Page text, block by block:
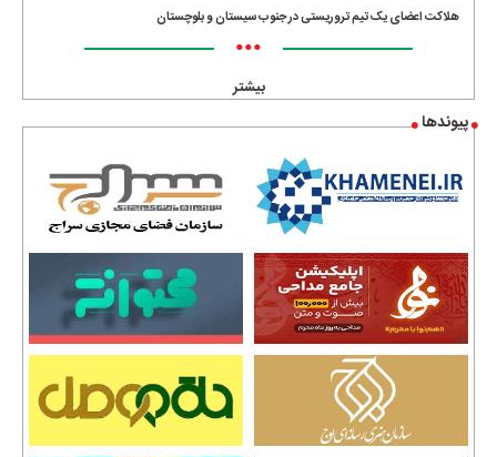
هلاکت اعضای یک تیم تروریستی در جنوب سیستان و بلوچستان
•••
بیشتر
پیوندها